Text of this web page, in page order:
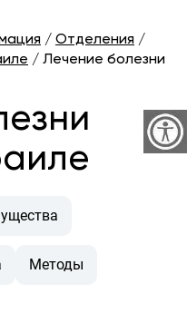
/ Отделения /
/ Лечение болезни
Методы